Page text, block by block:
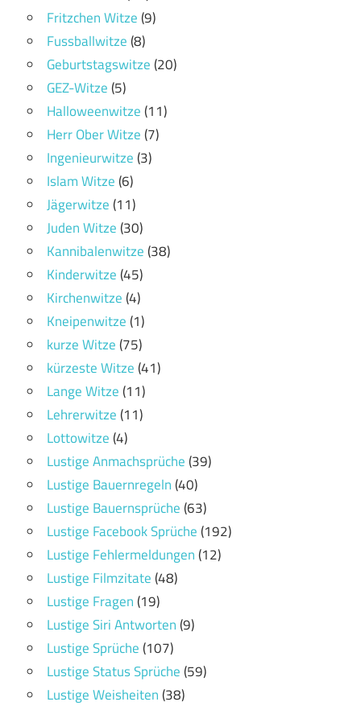
Fritzchen Witze(9)
Fussballwitze(8)
Geburtstagswitze(20)
GEZ-Witze(5)
Halloweenwitze(11)
Herr Ober Witze(7)
Ingenieurwitze(3)
Islam Witze(6)
Jägerwitze(11)
Juden Witze(30)
Kannibalenwitze(38)
Kinderwitze(45)
Kirchenwitze(4)
Kneipenwitze(1)
kurze Witze(75)
kürzeste Witze(41)
Lange Witze(11)
Lehrerwitze(11)
Lottowitze(4)
Lustige Anmachsprüche(39)
Lustige Bauernregeln(40)
Lustige Bauernsprüche(63)
Lustige Facebook Sprüche(192)
Lustige Fehlermeldungen(12)
Lustige Filmzitate(48)
Lustige Fragen(19)
Lustige Siri Antworten(9)
Lustige Sprüche(107)
Lustige Status Sprüche(59)
Lustige Weisheiten(38)